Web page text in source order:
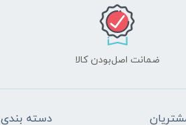
ضمانت اصل‌بودن کالا
دسته بندی